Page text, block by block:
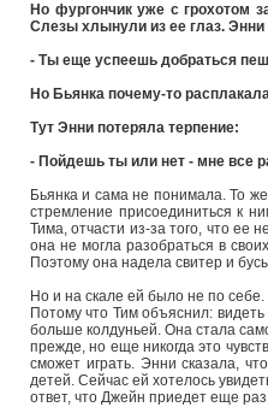
Но фургончик уже с грохотом
Слезы хлынули из ее глаз.
- Ты еще успеешь добраться
Но Бьянка почему-то
Тут Энни потеряла терпение:
- Пойдешь ты или нет - мне все
Бьянка и сама не понимала. То
стремление присоединиться к
Тима, отчасти из-за того, что ее
она не могла разобраться в
Поэтому она надела свитер и
Но и на скале ей было не по
Потому что Тим объяснил:
больше колдуньей. Она стала
прежде, но еще никогда это
сможет играть. Энни сказала,
детей. Сейчас ей хотелось
ответ, что Джейн приедет еще